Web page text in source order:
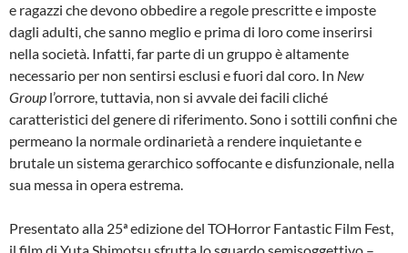
e ragazzi che devono obbedire a regole prescritte e imposte
dagli adulti, che sanno meglio e prima di loro come inserirsi
nella società. Infatti, far parte di un gruppo è altamente
necessario per non sentirsi esclusi e fuori dal coro. In New
Group l’orrore, tuttavia, non si avvale dei facili cliché
caratteristici del genere di riferimento. Sono i sottili confini che
permeano la normale ordinarietà a rendere inquietante e
brutale un sistema gerarchico soffocante e disfunzionale, nella
sua messa in opera estrema.
Presentato alla 25ª edizione del TOHorror Fantastic Film Fest,